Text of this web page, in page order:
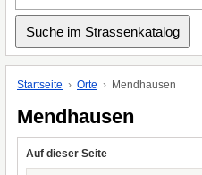
Startseite Orte Mendhausen
Mendhausen
Auf dieser Seite